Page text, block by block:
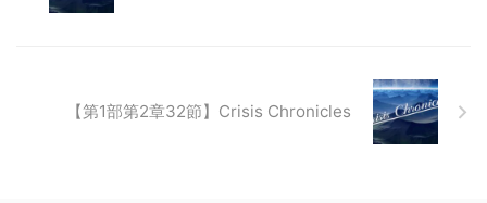
【第1部第2章32節】Crisis Chronicles